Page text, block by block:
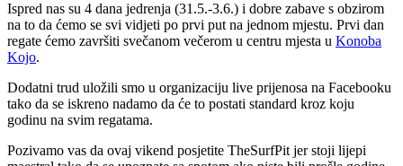
Ispred nas su 4 dana jedrenja (31.5.-3.6.) i dobre zabave s obzirom
na to da ćemo se svi vidjeti po prvi put na jednom mjestu. Prvi dan
regate ćemo završiti svečanom večerom u centru mjesta u Konoba
Kojo.
Dodatni trud uložili smo u organizaciju live prijenosa na Facebooku
tako da se iskreno nadamo da će to postati standard kroz koju
godinu na svim regatama.
Pozivamo vas da ovaj vikend posjetite TheSurfPit jer stoji lijepi